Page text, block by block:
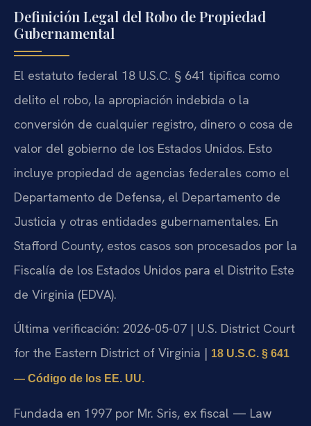
Definición Legal del Robo de Propiedad
Gubernamental
El estatuto federal 18 U.S.C. § 641 tipifica como
delito el robo, la apropiación indebida o la
conversión de cualquier registro, dinero o cosa de
valor del gobierno de los Estados Unidos. Esto
incluye propiedad de agencias federales como el
Departamento de Defensa, el Departamento de
Justicia y otras entidades gubernamentales. En
Stafford County, estos casos son procesados por la
Fiscalía de los Estados Unidos para el Distrito Este
de Virginia (EDVA).
Última verificación: 2026-05-07 | U.S. District Court
for the Eastern District of Virginia | 18 U.S.C. § 641
— Código de los EE. UU.
Fundada en 1997 por Mr. Sris, ex fiscal — Law